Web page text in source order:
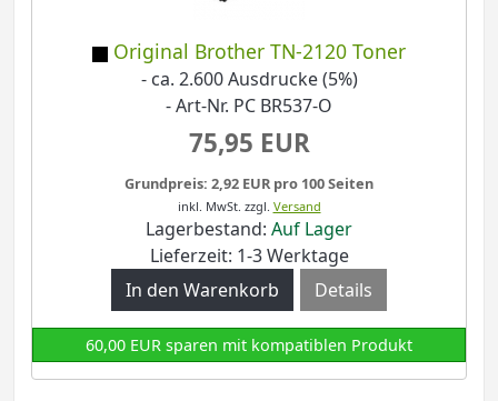
Original Brother TN-2120 Toner
- ca. 2.600 Ausdrucke (5%)
- Art-Nr. PC BR537-O
75,95 EUR
Grundpreis: 2,92 EUR pro 100 Seiten
inkl. MwSt. zzgl. Versand
Lagerbestand: Auf Lager
Lieferzeit: 1-3 Werktage
Details
60,00 EUR sparen mit kompatiblen Produkt